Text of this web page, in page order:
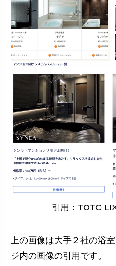
引用：TOTO
上の画像は大手２社の浴
ジ内の画像の引用です。